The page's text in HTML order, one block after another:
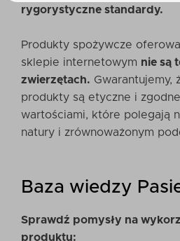
rygorystyczne standardy.
Produkty spożywcze
sklepie internetowym nie są
zwierzętach. Gwarantujemy,
produkty są etyczne i
wartościami, które polegają
natury i zrównoważonym
Baza wiedzy
Sprawdź pomysły na
produktu: